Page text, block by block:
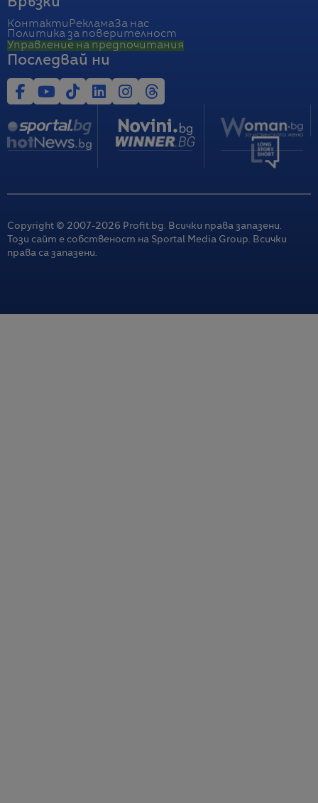
Връзки
Контакти РекламаЗа нас
Политика за поверителност
Управление на предпочитания
Последвай ни
Copyright © 2007-2026 Profit.bg. Всички права запазени.
Този сайт е собственост на Sportal Media Group. Всички
права са запазени.